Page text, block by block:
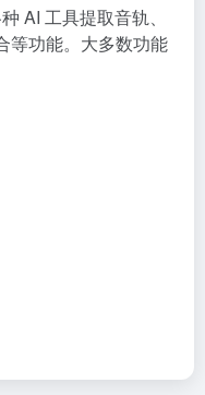
AI 工具提取音轨、
等功能。大多数功能